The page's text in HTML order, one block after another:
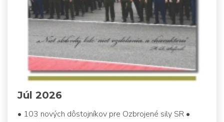
Júl 2026
• 103 nových dôstojníkov pre Ozbrojené sily SR •